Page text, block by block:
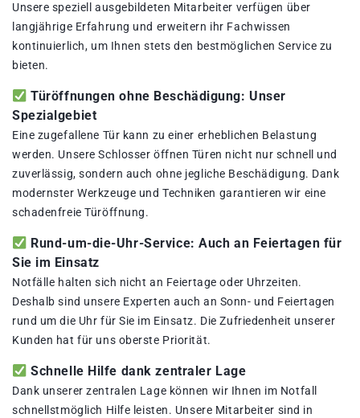
Unsere speziell ausgebildeten Mitarbeiter verfügen über
langjährige Erfahrung und erweitern ihr Fachwissen
kontinuierlich, um Ihnen stets den bestmöglichen Service zu
bieten.
Türöffnungen ohne Beschädigung: Unser
Spezialgebiet
Eine zugefallene Tür kann zu einer erheblichen Belastung
werden. Unsere Schlosser öffnen Türen nicht nur schnell und
zuverlässig, sondern auch ohne jegliche Beschädigung. Dank
modernster Werkzeuge und Techniken garantieren wir eine
schadenfreie Türöffnung.
Rund-um-die-Uhr-Service: Auch an Feiertagen für
Sie im Einsatz
Notfälle halten sich nicht an Feiertage oder Uhrzeiten.
Deshalb sind unsere Experten auch an Sonn- und Feiertagen
rund um die Uhr für Sie im Einsatz. Die Zufriedenheit unserer
Kunden hat für uns oberste Priorität.
Schnelle Hilfe dank zentraler Lage
Dank unserer zentralen Lage können wir Ihnen im Notfall
schnellstmöglich Hilfe leisten. Unsere Mitarbeiter sind in